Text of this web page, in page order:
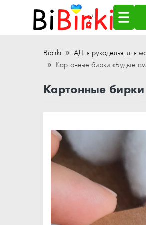
Bibirki АДля рукоделья, для
Картонные бирки «Будьте
Картонные бирки